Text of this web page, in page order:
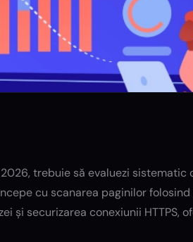
trebuie să evaluezi
cu scanarea paginilor
și securizarea conexiunii HTTPS,